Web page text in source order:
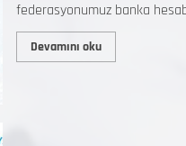
federasyonumuz banka
Devamını oku